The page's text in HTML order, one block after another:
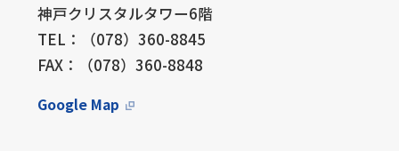
神戸クリスタルタワー6階
TEL：（078）360-8845
FAX：（078）360-8848
Google Map